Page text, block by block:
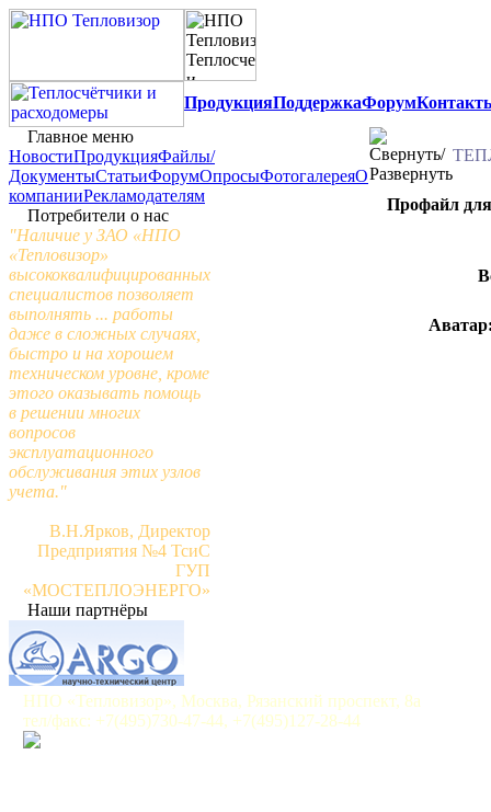
ПродукцияПоддержкаФорум
Главное меню
НовостиПродукцияФайлы/
ДокументыСтатьиФорумОпросыФотогалереяО
компанииРекламодателям
Потребители о нас
"Наличие у ЗАО «НПО
«Тепловизор»
высококвалифицированных
специалистов позволяет
выполнять ... работы
даже в сложных случаях,
быстро и на хорошем
техническом уровне, кроме
этого оказывать помощь
в решении многих
вопросов
эксплуатационного
обслуживания этих узлов
учета."
В.Н.Ярков, Директор
Предприятия №4 ТсиС
ГУП
«МОСТЕПЛОЭНЕРГО»
Наши партнёры
Профайл
НПО «Тепловизор», Москва, Рязанский проспект, 8а
тел/факс: +7(495)730-47-44, +7(495)127-28-44